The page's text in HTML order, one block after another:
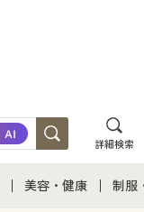
詳細検索
美容・健康 制服